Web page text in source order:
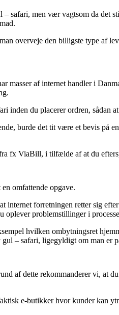
safari, men vær vagtsom da det
overveje den billigste type af
af internet handler i
du placerer ordren, sådan
burde det tit være et bevis på
fx ViaBill, i tilfælde af at du
omfattende opgave.
forretningen retter sig
oplever problemstillinger i
hvilken ombytningsret
– safari, ligegyldigt om man
af dette rekommanderer vi, at
e-butikker hvor kunder kan